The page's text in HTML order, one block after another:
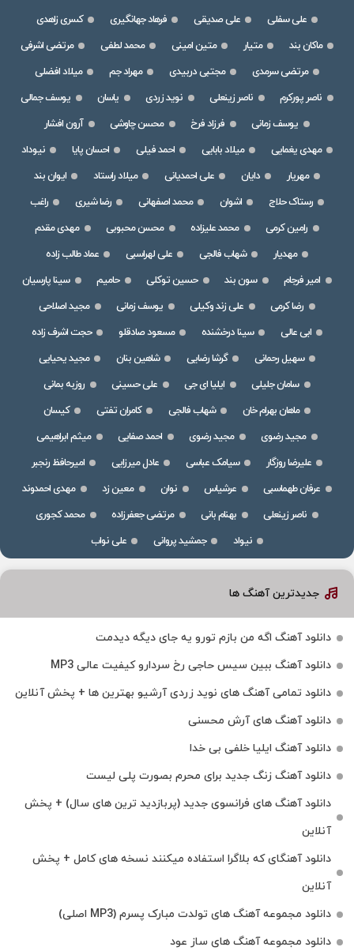
علی سفلی
علی صدیقی فرهاد جهانگیری
کسری زاهدی
ماکان بند
متیار متین امینی محمد لطفی
مرتضی اشرفی
مرتضی سرمدی
مجتبی دربیدی مهراد جم
میلاد افضلی
ناصر پورکرم
ناصر زینعلی نوید زردی یاسان
یوسف جمالی
یوسف زمانی
فرزاد فرخ محسن چاوشی
آرون افشار
مهدی یغمایی
میلاد بابایی احمد فیلی احسان پایا
نیوداد
مهریار
دایان علی احمدیانی میلاد راستاد
ایوان بند
رستاک حلاج
اشوان محمد اصفهانی رضا شیری
راغب
رامین کرمی
محمد علیزاده محسن محبوبی
مهدی مقدم
مهدیار
شهاب فالجی علی لهراسبی
عماد طالب زاده
امیر فرجام
سون بند حسین توکلی حامیم
سینا پارسیان
رضا کرمی
علی زند وکیلی یوسف زمانی
مجید اصلاحی
ابی عالی
سینا درخشنده مسعود صادقلو
حجت اشرف زاده
سهیل رحمانی
گرشا رضایی شاهین بنان
مجید یحیایی
سامان جلیلی
ایلیا ای جی علی حسینی
روزبه بمانی
ماهان بهرام خان
شهاب فالجی کامران تفتی
کیسان
مجید رضوی
مجید رضوی احمد صفایی
میثم ابراهیمی
علیرضا روزگار
سیامک عباسی عادل میرزایی
امیرحافظ رنجبر
عرفان طهماسبی
عرشیاس نوان معین زد
مهدی احمدوند
ناصر زینعلی
بهنام بانی مرتضی جعفرزاده
محمد کجوری
نیواد
جمشید پروانی علی نواب
جدیدترین آهنگ ها
دانلود آهنگ اگه من بازم تورو یه جای دیگه دیدمت
دانلود آهنگ ببین سیس حاجی رخ سردارو کیفیت عالی MP3
دانلود تمامی آهنگ های نوید زردی آرشیو بهترین ها + پخش آنلاین
دانلود آهنگ های آرش محسنی
دانلود آهنگ ایلیا خلفی بی خدا
دانلود آهنگ زنگ جدید برای محرم بصورت پلی لیست
دانلود آهنگ های فرانسوی جدید (پربازدید ترین های سال) + پخش
آنلاین
دانلود آهنگای که بلاگرا استفاده میکنند نسخه های کامل + پخش
آنلاین
دانلود مجموعه آهنگ های تولدت مبارک پسرم (MP3 اصلی)
دانلود مجموعه آهنگ های ساز عود